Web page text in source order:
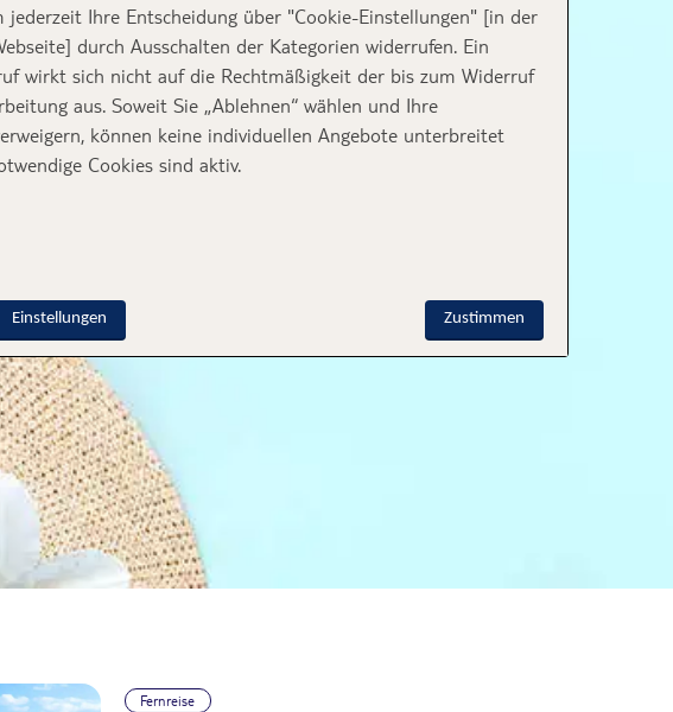
Fernreise
jederzeit Ihre Entscheidung über "Cookie-Einstellungen" [in der
durch Ausschalten der Kategorien widerrufen. Ein
wirkt sich nicht auf die Rechtmäßigkeit der bis zum Widerruf
aus. Soweit Sie „Ablehnen“ wählen und Ihre
können keine individuellen Angebote unterbreitet
Cookies sind aktiv.
Zustimmen
Einstellungen